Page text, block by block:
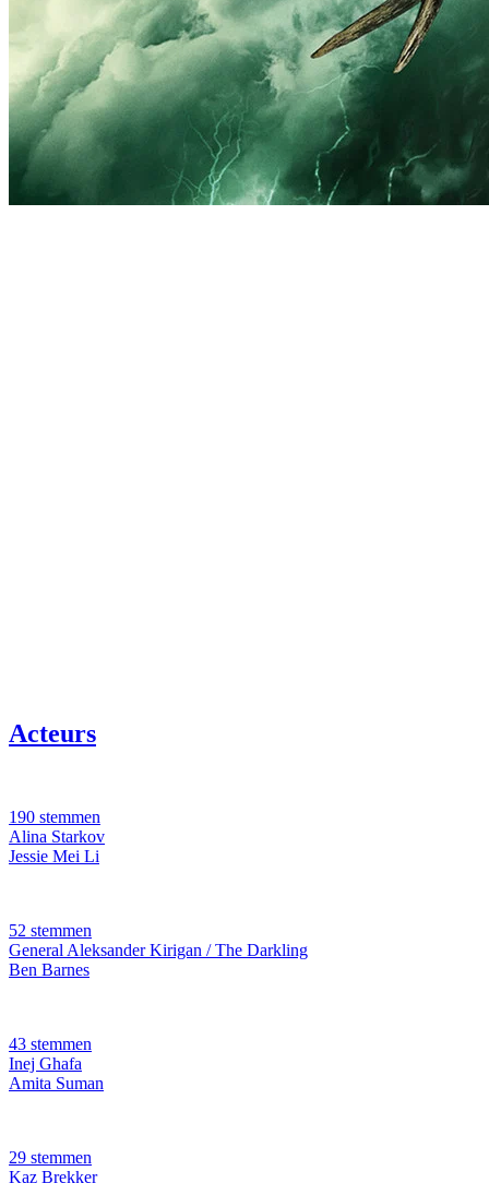
Acteurs
190 stemmen
Alina Starkov
Jessie Mei Li
52 stemmen
General Aleksander Kirigan / The Darkling
Ben Barnes
43 stemmen
Inej Ghafa
Amita Suman
29 stemmen
Kaz Brekker